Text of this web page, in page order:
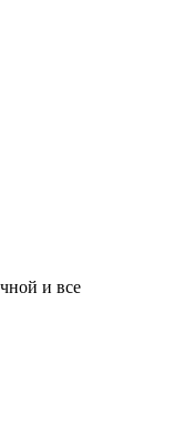
и все